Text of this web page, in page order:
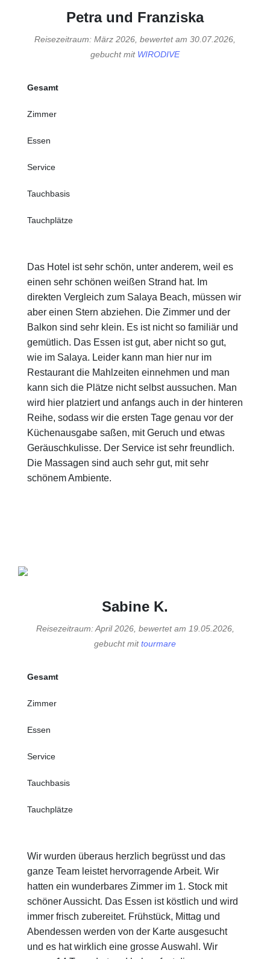
Petra und Franziska
Reisezeitraum: März 2026, bewertet am 30.07.2026,
gebucht mit WIRODIVE
Gesamt
Zimmer
Essen
Service
Tauchbasis
Tauchplätze
Das Hotel ist sehr schön, unter anderem, weil es
einen sehr schönen weißen Strand hat. Im
direkten Vergleich zum Salaya Beach, müssen wir
aber einen Stern abziehen. Die Zimmer und der
Balkon sind sehr klein. Es ist nicht so familiär und
gemütlich. Das Essen ist gut, aber nicht so gut,
wie im Salaya. Leider kann man hier nur im
Restaurant die Mahlzeiten einnehmen und man
kann sich die Plätze nicht selbst aussuchen. Man
wird hier platziert und anfangs auch in der hinteren
Reihe, sodass wir die ersten Tage genau vor der
Küchenausgabe saßen, mit Geruch und etwas
Geräuschkulisse. Der Service ist sehr freundlich.
Die Massagen sind auch sehr gut, mit sehr
schönem Ambiente.
Sabine K.
Reisezeitraum: April 2026, bewertet am 19.05.2026,
gebucht mittourmare
Gesamt
Zimmer
Essen
Service
Tauchbasis
Tauchplätze
Wir wurden überaus herzlich begrüsst und das
ganze Team leistet hervorragende Arbeit. Wir
hatten ein wunderbares Zimmer im 1. Stock mit
schöner Aussicht. Das Essen ist köstlich und wird
immer frisch zubereitet. Frühstück, Mittag und
Abendessen werden von der Karte ausgesucht
und es hat wirklich eine grosse Auswahl. Wir